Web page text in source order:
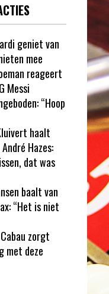
geniet van
mee
reageert
Messi
“Hoop
haalt
Hazes:
dat was
baalt van
“Het is niet
zorgt
met deze